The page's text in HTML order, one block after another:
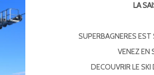
LA
SUPERBAGNERES
VENEZ EN
DECOUVRIR LE